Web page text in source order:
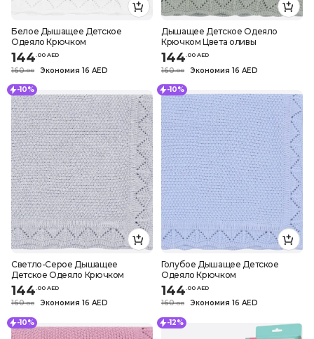
Белое Дышащее Детское
Одеяло Крючком
144.00 AED
160.00 Экономия 16 AED
Дышащее Детское Одеяло
Крючком Цвета оливы
144.00 AED
160.00 Экономия 16 AED
-10%
Светло-Серое Дышащее
Детское Одеяло Крючком
144 00 AED
160.00 Экономия 16 AED
-10%
Голубое Дышащее Детское
Одеяло Крючком
144 00 AED
160.00 Экономия 16 AED
-10% -12%